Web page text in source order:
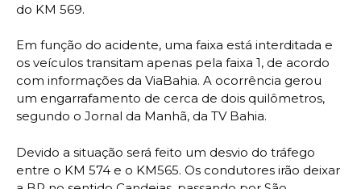
do KM 569.
Em função do acidente, uma faixa está interditada e
os veículos transitam apenas pela faixa 1, de acordo
com informações da ViaBahia. A ocorrência gerou
um engarrafamento de cerca de dois quilômetros,
segundo o Jornal da Manhã, da TV Bahia.
Devido a situação será feito um desvio do tráfego
entre o KM 574 e o KM565. Os condutores irão deixar